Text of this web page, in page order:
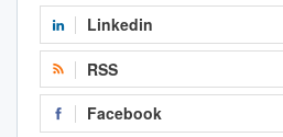
Linkedin
RSS
Facebook